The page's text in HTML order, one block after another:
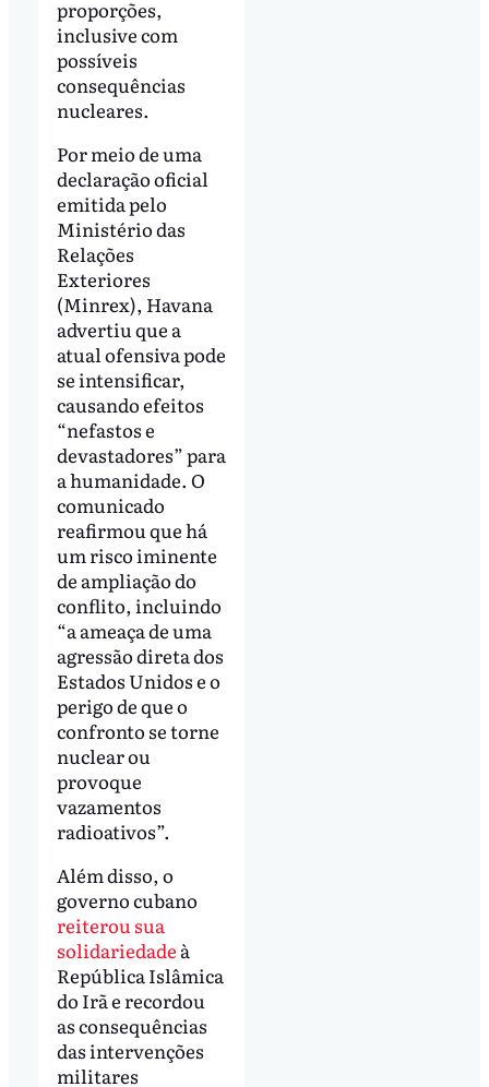
proporções,
inclusive com
possíveis
consequências
nucleares.
Por meio de uma
declaração oficial
emitida pelo
Ministério das
Relações
Exteriores
(Minrex), Havana
advertiu que a
atual ofensiva pode
se intensificar,
causando efeitos
“nefastos e
devastadores” para
a humanidade. O
comunicado
reafirmou que há
um risco iminente
de ampliação do
conflito, incluindo
“a ameaça de uma
agressão direta dos
Estados Unidos e o
perigo de que o
confronto se torne
nuclear ou
provoque
vazamentos
radioativos”.
Além disso, o
governo cubano
reiterou sua
solidariedade à
República Islâmica
do Irã e recordou
as consequências
das intervenções
militares